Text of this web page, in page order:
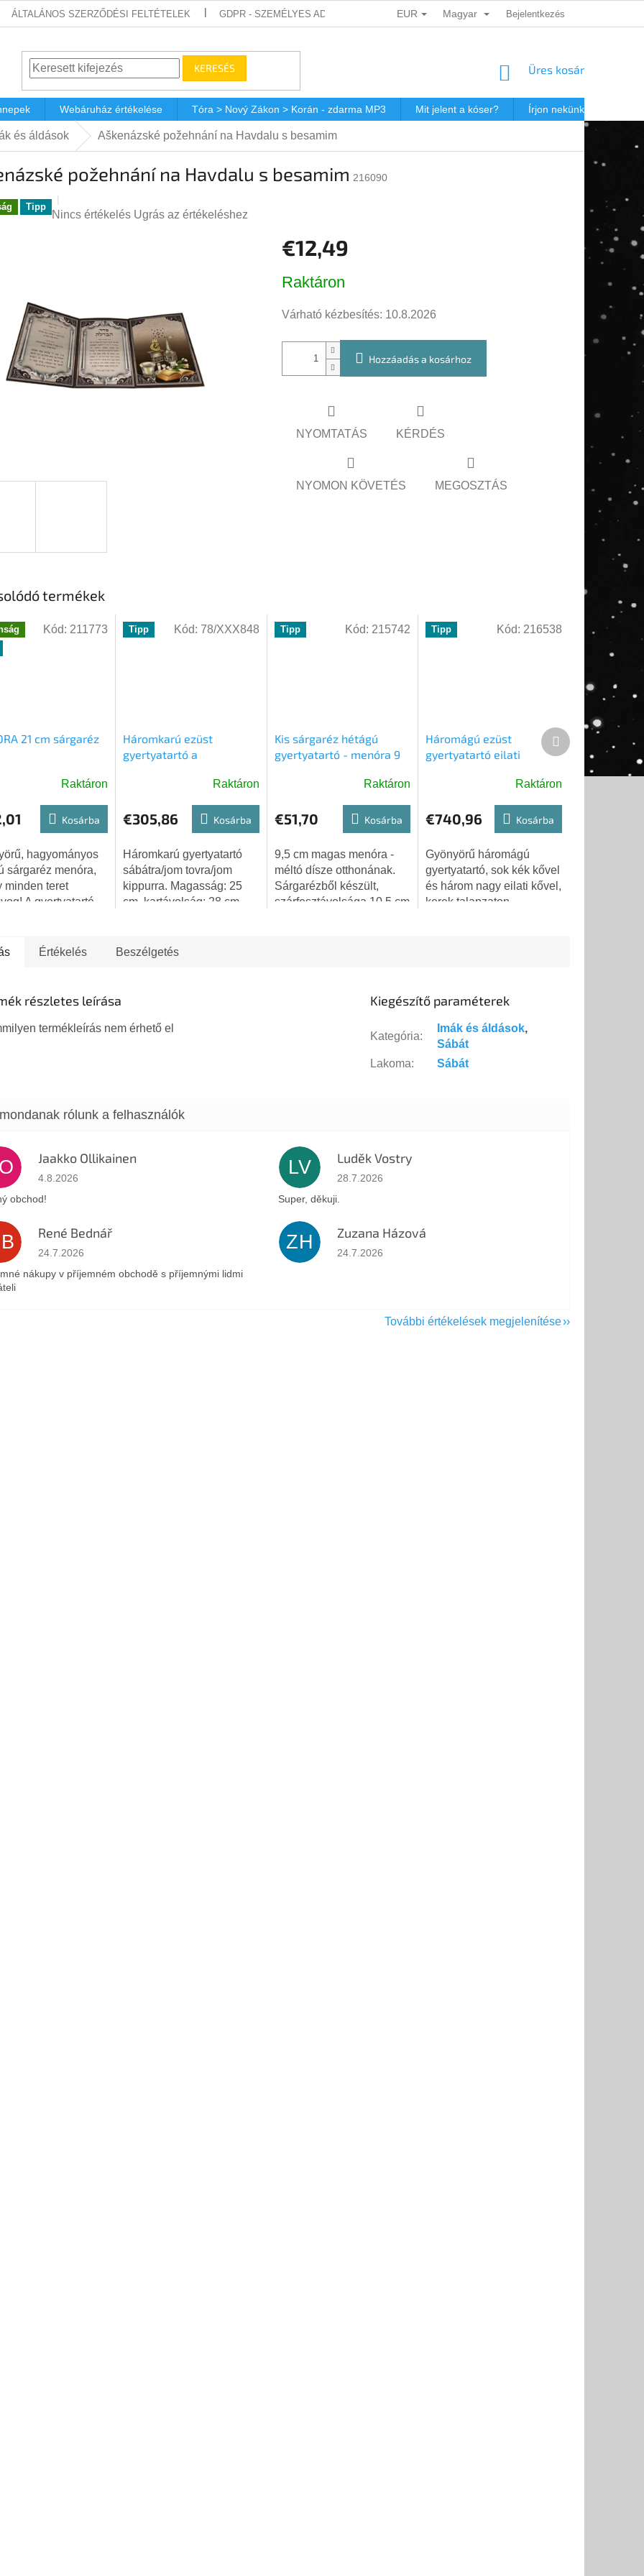
ÁLTALÁNOS SZERZŐDÉSI FELTÉTELEK GDPR - SZEMÉLYES ADATOK VÉDELME DÁRKOVÉ KUPONY POSTAKÖLTSÉG
EUR Magyar Bejelentkezés
KERESÉS KOSÁR
Üres kosár
Webáruház értékelése Tóra > Nový Zákon > Korán - zdarma MP3 Mit jelent a kóser? Írjon nekünk
és áldások Aškenázské požehnání na Havdalu s besamim
požehnání na Havdalu s besamim 216090
Tipp
A
0,0
csillag.
Nincs értékelés Ugrás az értékeléshez
€12,49
Raktáron
Várható kézbesítés: 10.8.2026
Hozzáadás a kosárhoz
NYOMTATÁS KÉRDÉS
NYOMON KÖVETÉS MEGOSZTÁS
termékek
21 cm sárgaréz
Raktáron
Kosárba
hagyományos
sárgaréz menóra,
minden teret
A gyertyatartó
18,5 cm
Kód: 211773 Tipp
Háromkarú ezüst
gyertyatartó a
Raktáron
€305,86 Kosárba
Háromkarú gyertyatartó
sábátra/jom tovra/jom
kippurra. Magasság: 25
cm, kartávolság: 28 cm.
lyukasztással.
Kód: 78/XXX848 Tipp
Kis sárgaréz hétágú
gyertyatartó - menóra 9
Raktáron
€51,70 Kosárba
9,5 cm magas menóra -
méltó dísze otthonának.
Sárgarézből készült,
szárfesztávolsága 10,5 cm
Kód: 215742 Tipp
Háromágú ezüst
gyertyatartó eilati
tovra/jom kipurraRaktáron
€740,96 Kosárba
Gyönyörű háromágú
gyertyatartó, sok kék kővel
és három nagy eilati kővel,
kerek talapzaton.
Kód: 216538
Következő
termék
Értékelés Beszélgetés
részletes leírása
termékleírás nem érhető el
Kiegészítő paraméterek
Kategória:
Imák és áldások,
Sábát
Lakoma: Sábát
Jaakko Ollikainen
Az áruház értékelése 5-ből 5 csillag.
4.8.2026
obchod!
LV Luděk Vostry
Az áruház értékelése 5-ből 5 csillag.
28.7.2026
Super, děkuji.
René Bednář
Az áruház értékelése 5-ből 5 csillag.
24.7.2026
nákupy v příjemném obchodě s příjemnými lidmi
ZH Zuzana Házová
Az áruház értékelése 5-ből 5 csillag.
24.7.2026
További értékelések megjelenítése